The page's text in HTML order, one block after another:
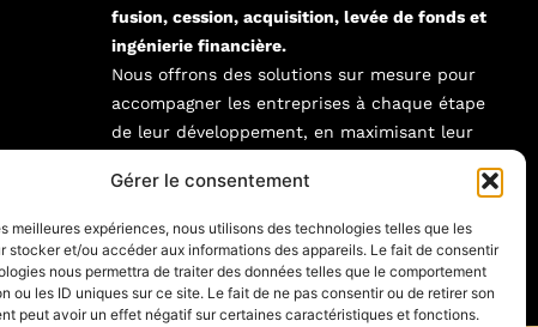
Gérer le consentement
meilleures expériences, nous utilisons des technologies telles que les
stocker et/ou accéder aux informations des appareils. Le fait de consentir
nous permettra de traiter des données telles que le comportement
ou les ID uniques sur ce site. Le fait de ne pas consentir ou de retirer son
peut avoir un effet négatif sur certaines caractéristiques et fonctions.
fusion, cession, acquisition, levée de fonds et
ingénierie financière.
Nous offrons des solutions sur mesure pour
accompagner les entreprises à chaque étape
de leur développement, en maximisant leur
projets de transmission, de croissance et de
restructuration.